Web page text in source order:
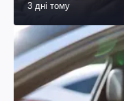
3 дні тому